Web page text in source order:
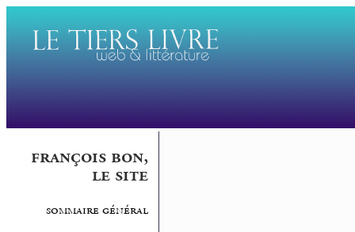
françois bon,
le site
sommaire général